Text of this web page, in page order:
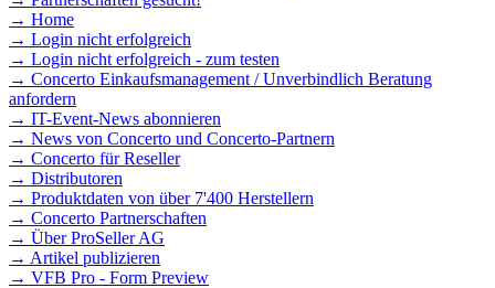
→ Home
→ Login nicht erfolgreich
→ Login nicht erfolgreich - zum testen
→ Concerto Einkaufsmanagement / Unverbindlich Beratung
anfordern
→ IT-Event-News abonnieren
→ News von Concerto und Concerto-Partnern
→ Concerto für Reseller
→ Distributoren
→ Produktdaten von über 7'400 Herstellern
→ Concerto Partnerschaften
→ Über ProSeller AG
→ Artikel publizieren
→ VFB Pro - Form Preview